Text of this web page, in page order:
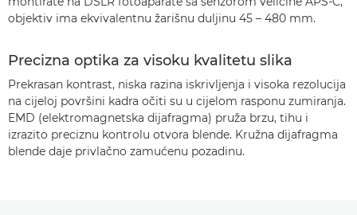
objektiv ima ekvivalentnu žarišnu duljinu 45 – 480 mm.
Precizna optika za visoku kvalitetu slika
Prekrasan kontrast, niska razina iskrivljenja i visoka rezolucija
na cijeloj površini kadra očiti su u cijelom rasponu zumiranja.
EMD (elektromagnetska dijafragma) pruža brzu, tihu i
izrazito preciznu kontrolu otvora blende. Kružna dijafragma
blende daje privlačno zamućenu pozadinu.